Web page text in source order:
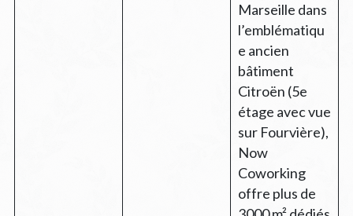
Marseille dans
l’emblématiqu
e ancien
bâtiment
Citroën (5e
étage avec vue
sur Fourvière),
Now
Coworking
offre plus de